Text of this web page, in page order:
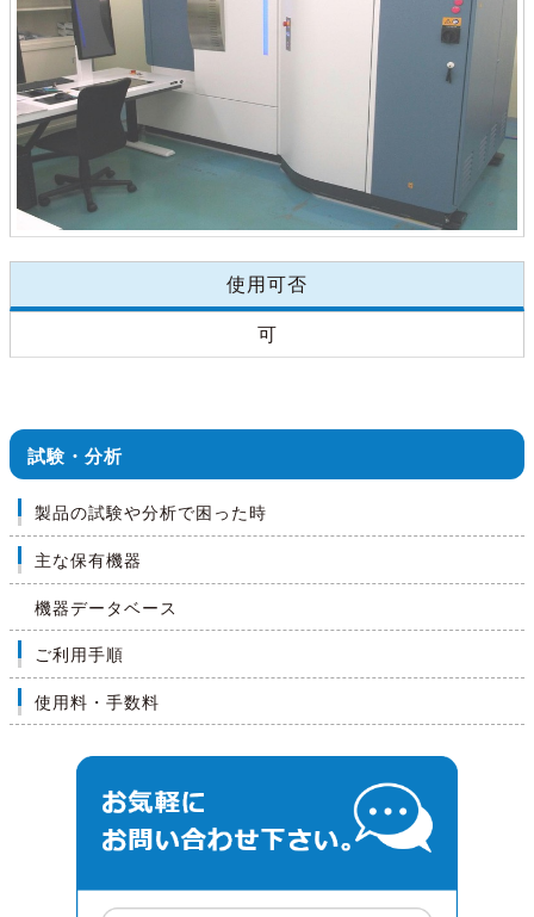
使用可否
可
試験・分析
製品の試験や分析で困った時
主な保有機器
機器データベース
ご利用手順
使用料・手数料